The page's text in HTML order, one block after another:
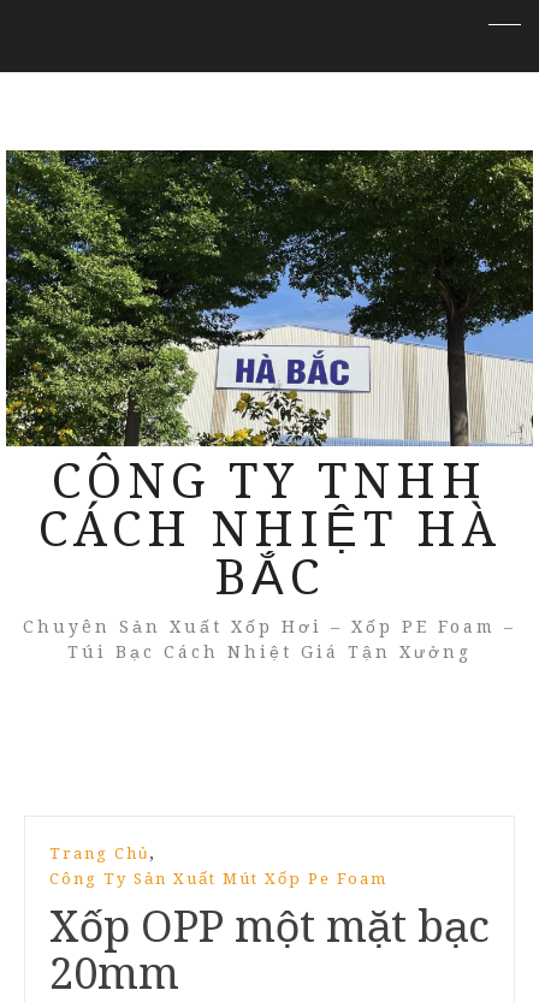
CÔNG TY TNHH
CÁCH NHIỆT HÀ
BẮC
Chuyên Sản Xuất Xốp Hơi – Xốp PE Foam –
Túi Bạc Cách Nhiệt Giá Tận Xưởng
Trang Chủ ,
Công Ty Sản Xuất Mút Xốp Pe Foam
Xốp OPP một mặt bạc
20mm